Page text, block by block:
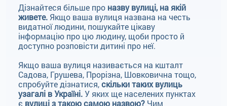
Дізнайтеся більше про назву вулиці, на якій
живете. Якщо ваша вулиця названа на честь
видатної людини, пошукайте цікаву
інформацію про цю людину, щоби просто й
доступно розповісти дитині про неї.
Якщо ваша вулиця називається на кшталт
Садова, Грушева, Прорізна, Шовковична тощо,
спробуйте дізнатися,скільки таких вулиць
узагалі в Україні.У яких ще населених пунктах
є вулиці з такою самою назвою? Чим